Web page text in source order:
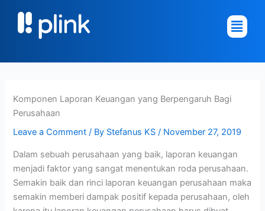
content
Main
Menu
Komponen Laporan Keuangan yang Berpengaruh Bagi
Perusahaan
Leave a Comment / By Stefanus KS/ November 27, 2019
Dalam sebuah perusahaan yang baik, laporan keuangan
menjadi faktor yang sangat menentukan roda perusahaan.
Semakin baik dan rinci laporan keuangan perusahaan maka
semakin memberi dampak positif kepada perusahaan, oleh